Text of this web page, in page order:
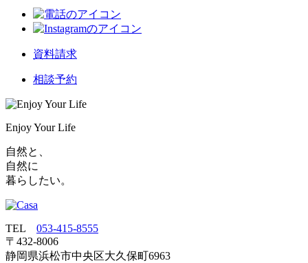
資料請求
相談予約
Enjoy Your Life
自然と、
自然に
暮らしたい。
TEL 053‐415‐8555
〒432‐8006
静岡県浜松市中央区大久保町6963